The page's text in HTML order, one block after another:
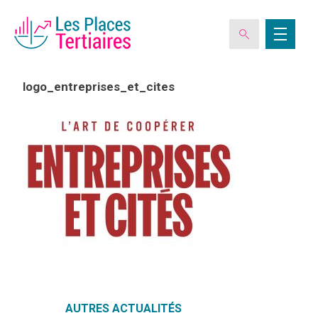
ESPACE ADHÉRENT
L’ASSOCIATION
LES CLUBS DES PLACES TERTIAIRES
logo_entreprises_et_cites
AUTRES ACTUALITÉS